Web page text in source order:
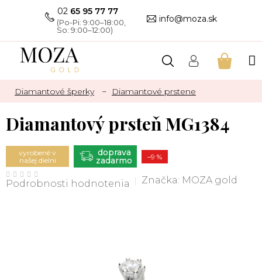
02 65 95 77 77
info@moza.sk
Diamantové šperky Diamantové prstene
Diamantový prsteň MG1384
vyrobené v
našej dielni
ZADARMO –9 %
Priemerné
hodnotenie
produktu
Podrobnosti hodnotenia Značka: MOZA gold